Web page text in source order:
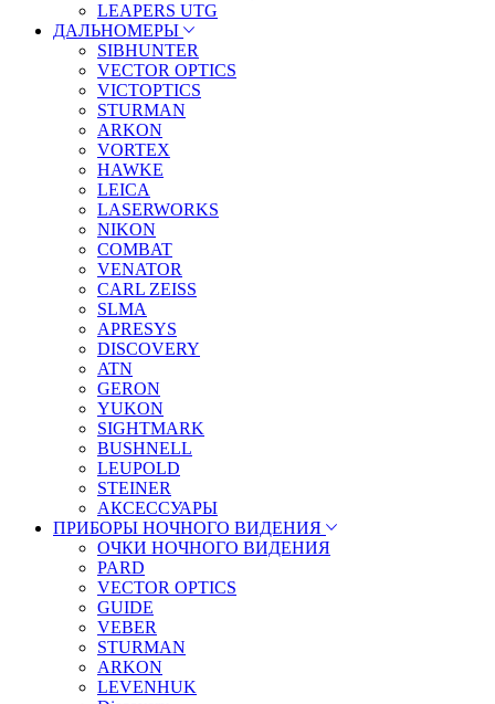
LEAPERS UTG
ДАЛЬНОМЕРЫ
SIBHUNTER
VECTOR OPTICS
VICTOPTICS
STURMAN
ARKON
VORTEX
HAWKE
LEICA
LASERWORKS
NIKON
COMBAT
VENATOR
CARL ZEISS
SLMA
APRESYS
DISCOVERY
ATN
GERON
YUKON
SIGHTMARK
BUSHNELL
LEUPOLD
STEINER
АКСЕССУАРЫ
ПРИБОРЫ НОЧНОГО ВИДЕНИЯ
ОЧКИ НОЧНОГО ВИДЕНИЯ
PARD
VECTOR OPTICS
GUIDE
VEBER
STURMAN
ARKON
LEVENHUK